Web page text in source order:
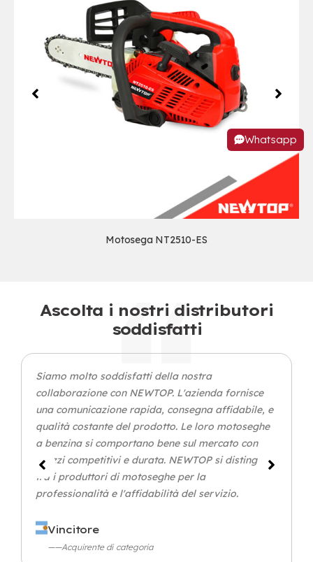
Motosega NT2510-ES
Ascolta i nostri distributori
soddisfatti
Siamo molto soddisfatti della nostra
collaborazione con NEWTOP. L'azienda fornisce
una comunicazione rapida, consegna affidabile, e
qualità costante del prodotto. Le loro motoseghe
a benzina si comportano bene sul mercato con
prezzi competitivi e durata. NEWTOP si distingue
tra i produttori di motoseghe per la
professionalità e l'affidabilità del servizio.
Vincitore
——Acquirente di categoria
Whatsapp